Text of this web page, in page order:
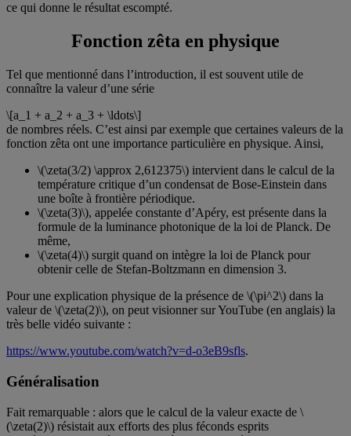
ce qui donne le résultat escompté.
Fonction zêta en physique
Tel que mentionné dans l’introduction, il est souvent utile de
connaître la valeur d’une série
\[a_1 + a_2 + a_3 + \ldots\]
de nombres réels. C’est ainsi par exemple que certaines valeurs de la
fonction zêta ont une importance particulière en physique. Ainsi,
\(\zeta(3/2) \approx 2,612375\) intervient dans le calcul de la
température critique d’un condensat de Bose-Einstein dans
une boîte à frontière périodique.
\(\zeta(3)\), appelée constante d’Apéry, est présente dans la
formule de la luminance photonique de la loi de Planck. De
même,
\(\zeta(4)\) surgit quand on intègre la loi de Planck pour
obtenir celle de Stefan-Boltzmann en dimension 3.
Pour une explication physique de la présence de \(\pi^2\) dans la
valeur de \(\zeta(2)\), on peut visionner sur YouTube (en anglais) la
très belle vidéo suivante :
https://www.youtube.com/watch?v=d-o3eB9sfls.
Généralisation
Fait remarquable : alors que le calcul de la valeur exacte de \
(\zeta(2)\) résistait aux efforts des plus féconds esprits